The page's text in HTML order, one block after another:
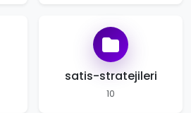
satis-stratejileri
10